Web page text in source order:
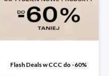
Flash Deals w CCC do -60%